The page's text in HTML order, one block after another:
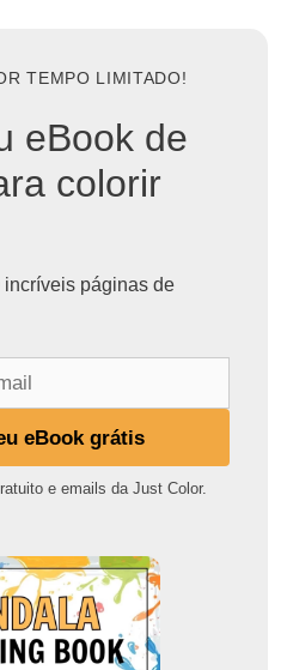
TEMPO LIMITADO!
eBook de
colorir
incríveis páginas de
eBook grátis
e emails da Just Color.